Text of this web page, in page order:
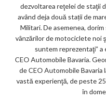
dezvoltarea reţelei de staţii
având deja două stații de
Militari. De asemenea,
vânzărilor de motociclete noi
suntem reprezentaţi”
CEO Automobile Bavaria.
de CEO Automobile Bavaria
vastă experienţă, de peste
în